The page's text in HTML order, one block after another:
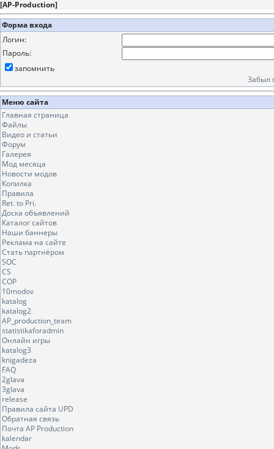
[AP-Production]
Форма входа
Логин:
Пароль:
запомнить
Забыл
Меню сайта
Главная страница
Файлы
Видео и статьи
Форум
Галерея
Мод месяца
Новости модов
Копилка
Правила
Ret. to Pri.
Доска объявлений
Каталог сайтов
Наши баннеры
Реклама на сайте
Стать партнёром
SOC
CS
COP
10modov
katalog
katalog2
AP_production_team
statistikaforadmin
Онлайн игры
katalog3
knigadeza
FAQ
2glava
3glava
release
Правила сайта UPD
Обратная связь
Почта AP Production
kalendar